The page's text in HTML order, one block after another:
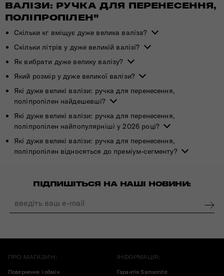
ВАЛІЗИ: РУЧКА ДЛЯ ПЕРЕНЕСЕННЯ,
ПОЛІПРОПІЛЕН"
Скільки кг вміщує дуже велика валіза?
Скільки літрів у дуже великій валізі?
Як вибрати дуже велику валізу?
Який розмір у дуже великої валізи?
Які дуже великі валізи: ручка для перенесення,
поліпропілен найдешевші?
Які дуже великі валізи: ручка для перенесення,
поліпропілен найпопулярніші у 2026 році?
Які дуже великі валізи: ручка для перенесення,
поліпропілен відносяться до преміум-сегменту?
ПІДПИШІТЬСЯ НА НАШІ НОВИНИ:
ПРО МАГАЗИН:
Повернення і обмін
ІНФОРМАЦІЯ:
Гарантія Samsonite